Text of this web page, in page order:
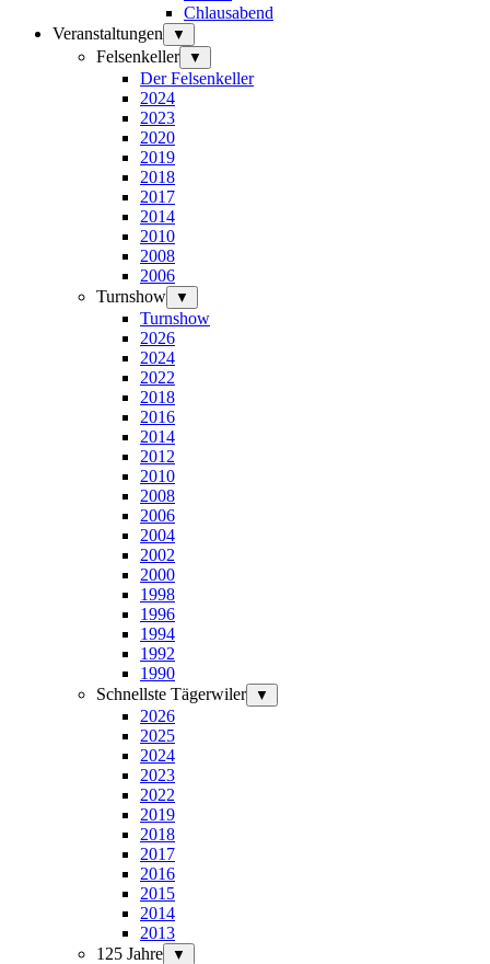
Chlausabend
Veranstaltungen
▼
Felsenkeller ▼
Der Felsenkeller
2024
2023
2020
2019
2018
2017
2014
2010
2008
2006
Turnshow
▼
Turnshow
2026
2024
2022
2018
2016
2014
2012
2010
2008
2006
2004
2002
2000
1998
1996
1994
1992
1990
Schnellste Tägerwiler
▼
2026
2025
2024
2023
2022
2019
2018
2017
2016
2015
2014
2013
125 Jahre
▼